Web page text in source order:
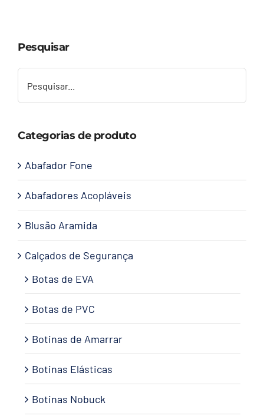
Contato
Pesquisar
Categorias de produto
Abafador Fone
Abafadores Acopláveis
Blusão Aramida
Calçados de Segurança
Botas de EVA
Botas de PVC
Botinas de Amarrar
Botinas Elásticas
Botinas Nobuck